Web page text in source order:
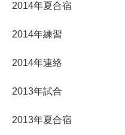
2014年夏合宿
2014年練習
2014年連絡
2013年試合
2013年夏合宿